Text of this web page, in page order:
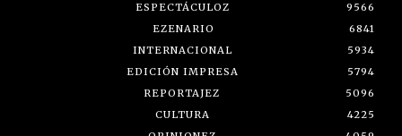
ESPECTÁCULOZ
9566
EZENARIO
6841
INTERNACIONAL
5934
EDICIÓN IMPRESA
5794
REPORTAJEZ
5096
CULTURA
4225